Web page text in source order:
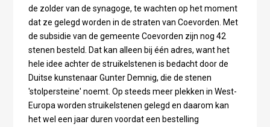
de zolder van de synagoge, te wachten op het moment
dat ze gelegd worden in de straten van Coevorden. Met
de subsidie van de gemeente Coevorden zijn nog 42
stenen besteld. Dat kan alleen bij één adres, want het
hele idee achter de struikelstenen is bedacht door de
Duitse kunstenaar Gunter Demnig, die de stenen
'stolpersteine' noemt. Op steeds meer plekken in West-
Europa worden struikelstenen gelegd en daarom kan
het wel een jaar duren voordat een bestelling